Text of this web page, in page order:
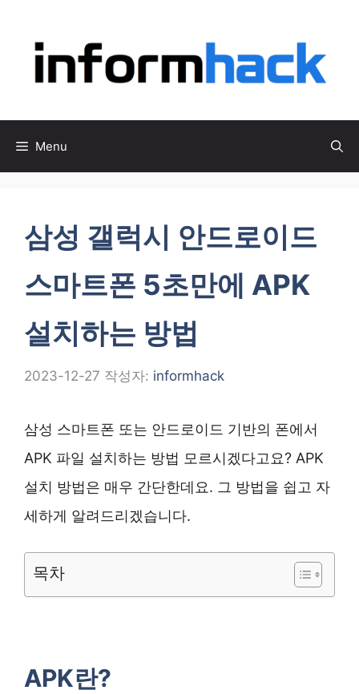
Menu
삼성 갤럭시 안드로이드
스마트폰 5초만에 APK
설치하는 방법
2023-12-27 작성자: informhack
삼성 스마트폰 또는 안드로이드 기반의 폰에서
APK 파일 설치하는 방법 모르시겠다고요? APK
설치 방법은 매우 간단한데요. 그 방법을 쉽고 자
세하게 알려드리겠습니다.
목차
APK란?